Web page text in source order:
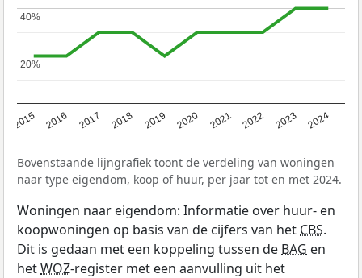
2015 2016 2017 2018 2019 2020 2021 2022 2023 2024
20%
20%
40%
40%
Bovenstaande lijngrafiek toont de verdeling van woningen
naar type eigendom, koop of huur, per jaar tot en met 2024.
Woningen naar eigendom: Informatie over huur- en
koopwoningen op basis van de cijfers van het CBS.
Dit is gedaan met een koppeling tussen de BAG en
hetWOZ-register met een aanvulling uit het